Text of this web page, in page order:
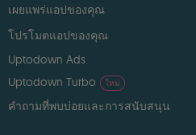
เผยแพร่แอปของคุณ
โปรโมตแอปของคุณ
Uptodown Ads
Uptodown Turbo
ใหม่
คำถามที่พบบ่อยและการสนับสนุน